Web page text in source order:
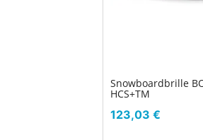
Snowboardbrille
HCS+TM
Preis
123,03 €